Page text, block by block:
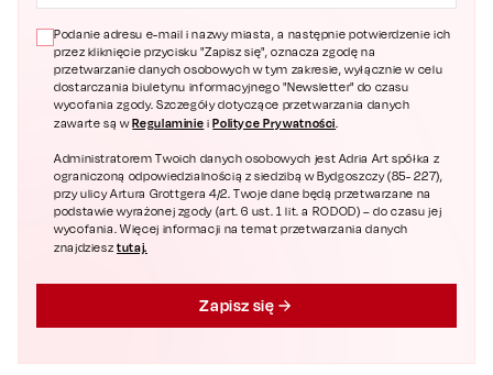
Podanie adresu e-mail i nazwy miasta, a następnie potwierdzenie ich
przez kliknięcie przycisku "Zapisz się", oznacza zgodę na
przetwarzanie danych osobowych w tym zakresie, wyłącznie w celu
dostarczania biuletynu informacyjnego "Newsletter" do czasu
wycofania zgody. Szczegóły dotyczące przetwarzania danych
zawarte są wRegulaminie i Polityce Prywatności.
Administratorem Twoich danych osobowych jest Adria Art spółka z
ograniczoną odpowiedzialnością z siedzibą w Bydgoszczy (85- 227),
przy ulicy Artura Grottgera 4/2. Twoje dane będą przetwarzane na
podstawie wyrażonej zgody (art. 6 ust. 1 lit. a RODOD) – do czasu jej
wycofania. Więcej informacji na temat przetwarzania danych
znajdziesztutaj.
Zapisz się